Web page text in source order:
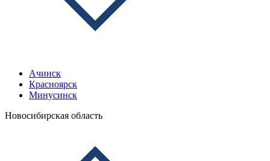
Ачинск
Красноярск
Минусинск
Новосибирская область